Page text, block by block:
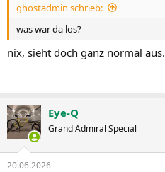
ghostadmin schrieb:
was war da los?
nix, sieht doch ganz normal aus.
Eye-Q
Grand Admiral Special
20.06.2026